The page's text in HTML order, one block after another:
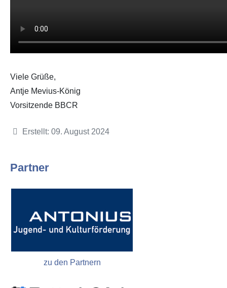
Partner
zu den Partnern
Viele Grüße,
Antje Mevius-König
Vorsitzende BBCR
Details
Erstellt: 09. August 2024